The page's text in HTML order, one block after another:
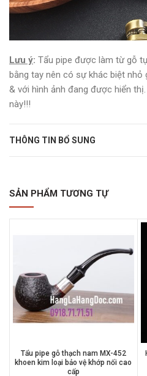
Lưu ý: Tẩu pipe được làm từ gỗ
bằng tay nên có sự khác biệt nhỏ
& với hình ảnh đang được hiển
này!!!
THÔNG TIN BỔ SUNG
SẢN PHẨM TƯƠNG TỰ
Tẩu pipe gỗ thạch nam MX-452
khoen kim loại bảo vệ khớp nối cao
cấp